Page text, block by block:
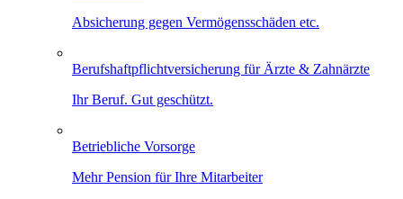
Absicherung gegen Vermögensschäden etc.
Berufshaftpflichtversicherung für Ärzte & Zahnärzte
Ihr Beruf. Gut geschützt.
Betriebliche Vorsorge
Mehr Pension für Ihre Mitarbeiter